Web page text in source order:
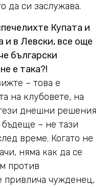
да си заслужава.
Купата и
и в Левски, все още
български
е така?!
– това е
на клубовете, на
днешни решения
– не тази
време. Когато не
няма как да се
против
привлича чужденец,